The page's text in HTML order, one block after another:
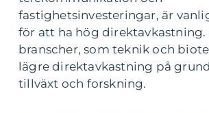
fastighetsinvesteringar, är
för att ha hög direktavkastning.
branscher, som teknik och
lägre direktavkastning på
tillväxt och forskning.